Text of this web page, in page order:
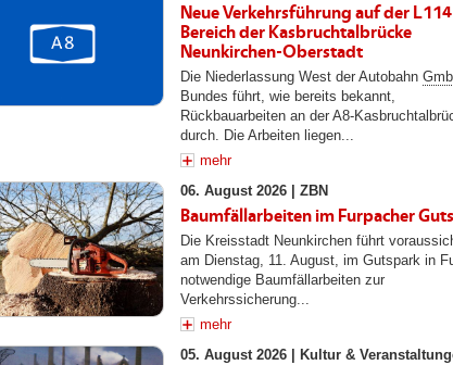
Neue Verkehrsführung auf der
Bereich der Kasbruchtalbrücke
Neunkirchen-Oberstadt
Die Niederlassung West der Autobahn
Bundes führt, wie bereits bekannt,
Rückbauarbeiten an der A8-
durch. Die Arbeiten liegen...
mehr
06. August 2026 | ZBN
Baumfällarbeiten im Furpacher
Die Kreisstadt Neunkirchen führt
am Dienstag, 11. August, im Gutspark in
notwendige Baumfällarbeiten zur
Verkehrssicherung...
mehr
05. August 2026 |
Kultur &